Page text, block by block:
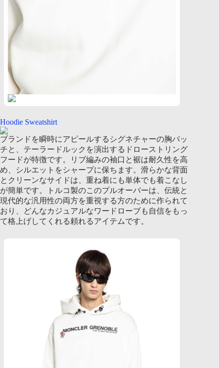
Hoodie Sweatshirt
ブランドを瞬時にアピールするシグネチャーの胸パッ
チと、テーラードルックを演出するドローストリング
フードが特徴です。リブ編みの袖口と裾は耐久性を高
め、シルエットをシャープに保ちます。滑らかな背面
とクリーンなサイドは、重ね着にも単体でも着こなし
が簡単です。トルコ製のこのプルオーバーは、伝統と
現代的な汎用性の両方を重視する方のために作られて
おり、どんなカジュアルなワードローブも自信をもっ
て格上げしてくれる頼れるアイテムです。